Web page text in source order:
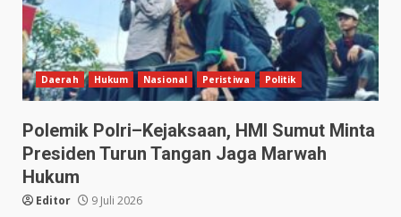
Daerah Hukum Nasional Peristiwa Politik
Polemik Polri–Kejaksaan, HMI Sumut Minta
Presiden Turun Tangan Jaga Marwah
Hukum
Editor 9 Juli 2026